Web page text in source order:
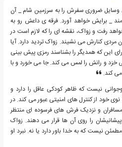
وسایل ضروری سفرش را به سرزمین شام _ آن
_ برایش خواهد آورد. فرقه ی داعش رو به
رفت و زواک، نقشه ای را که لازم است در
مردی کنارش می نشیند. زواک تردید دارد. آیا
که همدیگر را بشناسند رمزی پیش بینی
و رانش را لمس می کند. جا می خورد و با
کند.
نیست که ظاهر کودکی عاقل را دارد و
خود از کنترل های امنیتی عبور می کند. در
مسافران و نزدیک فرش های فرسوده ای منتظر
را روی آن ها قرار می دهند. زواک
نیست که به خدا باور دارد یا نه. نبرد او